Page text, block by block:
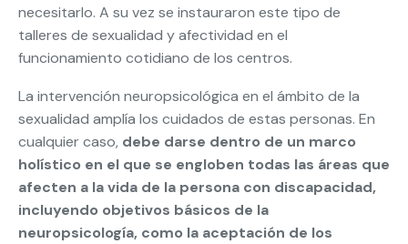
necesitarlo. A su vez se instauraron este tipo de
talleres de sexualidad y afectividad en el
funcionamiento cotidiano de los centros.
La intervención neuropsicológica en el ámbito de la
sexualidad amplía los cuidados de estas personas. En
cualquier caso, debe darse dentro de un marco
holístico en el que se engloben todas las áreas que
afecten a la vida de la persona con discapacidad,
incluyendo objetivos básicos de la
neuropsicología, como la aceptación de los